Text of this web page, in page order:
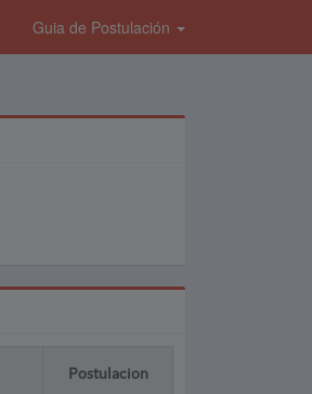
Guia de Postulación
Postulacion